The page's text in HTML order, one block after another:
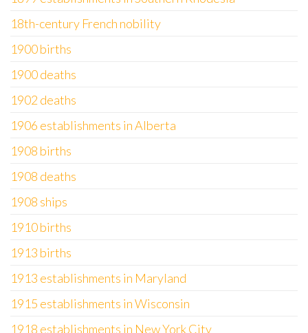
18th-century French nobility
1900 births
1900 deaths
1902 deaths
1906 establishments in Alberta
1908 births
1908 deaths
1908 ships
1910 births
1913 births
1913 establishments in Maryland
1915 establishments in Wisconsin
1918 establishments in New York City